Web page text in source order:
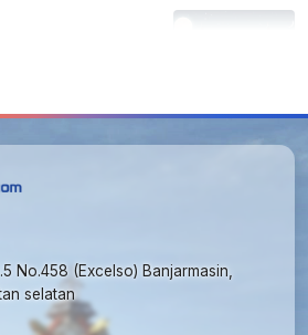
No.458 (Excelso) Banjarmasin,
selatan